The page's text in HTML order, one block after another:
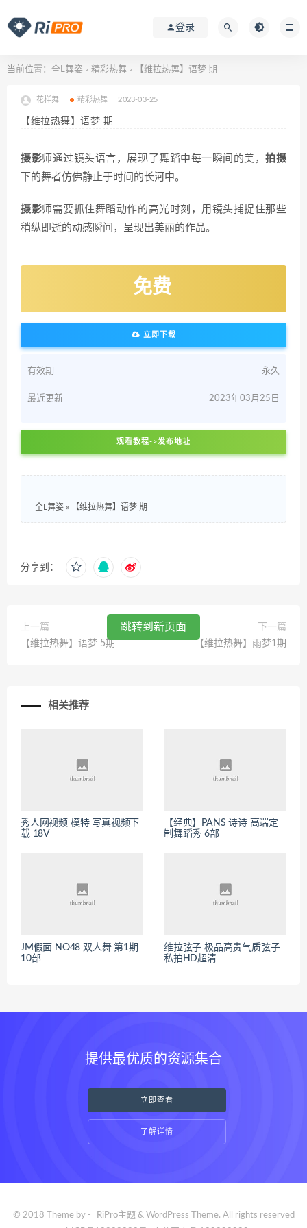
登录
当前位置： 全L舞姿 > 精彩热舞 > 【维拉热舞】语梦 期
花样舞 精彩热舞 2023-03-25
【维拉热舞】语梦 期
摄影师通过镜头语言，展现了舞蹈中每一瞬间的美，拍摄
下的舞者仿佛静止于时间的长河中。
摄影师需要抓住舞蹈动作的高光时刻，用镜头捕捉住那些
稍纵即逝的动感瞬间，呈现出美丽的作品。
免费
立即下载
有效期 永久
最近更新 2023年03月25日
观看教程->发布地址
全L舞姿 » 【维拉热舞】语梦 期
分享到：
上一篇
【维拉热舞】语梦 5期
下一篇
【维拉热舞】雨梦1期
相关推荐
秀人网视频 模特 写真视频下
载 18V
【经典】PANS 诗诗 高端定
制舞蹈秀 6部
JM假面 NO48 双人舞 第1期
10部
维拉弦子 极品高贵气质弦子
私拍HD超清
提供最优质的资源集合
立即查看
了解详情
© 2018 Theme by - RiPro主题 & WordPress Theme. All rights reserved
跳转到新页面